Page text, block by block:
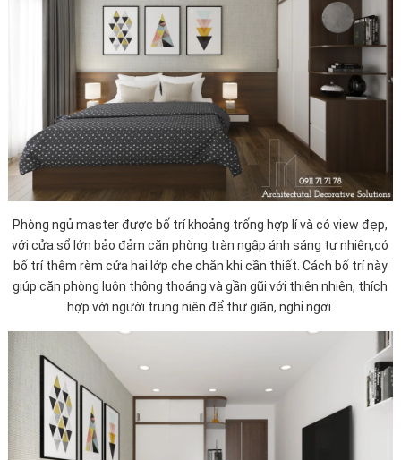
Phòng ngủ master được bố trí khoảng trống hợp lí và có view đẹp,
với cửa sổ lớn bảo đảm căn phòng tràn ngập ánh sáng tự nhiên,có
bố trí thêm rèm cửa hai lớp che chắn khi cần thiết. Cách bố trí này
giúp căn phòng luôn thông thoáng và gần gũi với thiên nhiên, thích
hợp với người trung niên để thư giãn, nghỉ ngơi.